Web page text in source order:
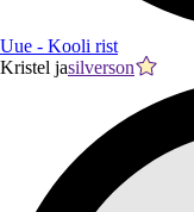
Uue - Kooli rist
Kristel jasilverson